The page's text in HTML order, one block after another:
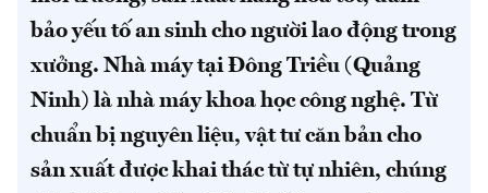
bảo yếu tố an sinh cho người lao động trong
xưởng. Nhà máy tại Đông Triều (Quảng
Ninh) là nhà máy khoa học công nghệ. Từ
chuẩn bị nguyên liệu, vật tư căn bản cho
sản xuất được khai thác từ tự nhiên, chúng